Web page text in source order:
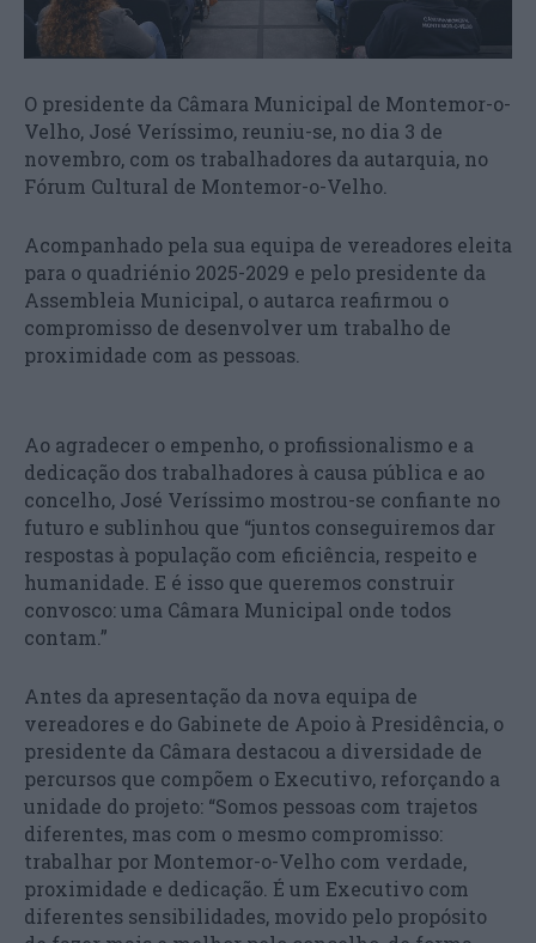
O presidente da Câmara Municipal de Montemor-o-
Velho, José Veríssimo, reuniu-se, no dia 3 de
novembro, com os trabalhadores da autarquia, no
Fórum Cultural de Montemor-o-Velho.
Acompanhado pela sua equipa de vereadores eleita
para o quadriénio 2025-2029 e pelo presidente da
Assembleia Municipal, o autarca reafirmou o
compromisso de desenvolver um trabalho de
proximidade com as pessoas.
Ao agradecer o empenho, o profissionalismo e a
dedicação dos trabalhadores à causa pública e ao
concelho, José Veríssimo mostrou-se confiante no
futuro e sublinhou que “juntos conseguiremos dar
respostas à população com eficiência, respeito e
humanidade. E é isso que queremos construir
convosco: uma Câmara Municipal onde todos
contam.”
Antes da apresentação da nova equipa de
vereadores e do Gabinete de Apoio à Presidência, o
presidente da Câmara destacou a diversidade de
percursos que compõem o Executivo, reforçando a
unidade do projeto: “Somos pessoas com trajetos
diferentes, mas com o mesmo compromisso:
trabalhar por Montemor-o-Velho com verdade,
proximidade e dedicação. É um Executivo com
diferentes sensibilidades, movido pelo propósito